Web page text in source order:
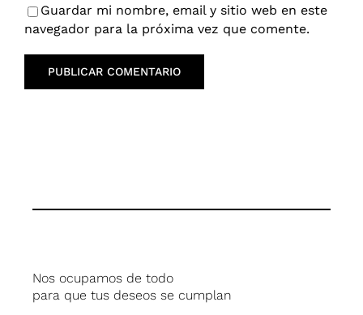
Guardar mi nombre, email y sitio web en este
navegador para la próxima vez que comente.
Nos ocupamos de todo
para que tus deseos se cumplan